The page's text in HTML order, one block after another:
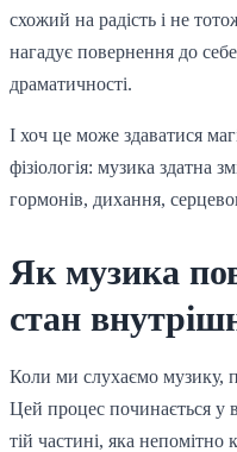
схожий на радість і не
нагадує повернення до
драматичності.
І хоч це може здаватися
фізіологія: музика здатна
гормонів, дихання,
Як музика
стан
Коли ми слухаємо музику,
Цей процес починається у
тій частині, яка непомітно